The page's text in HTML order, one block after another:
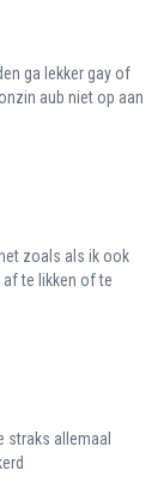
ga lekker gay of
aub niet op aan
zoals als ik ook
te likken of te
straks allemaal